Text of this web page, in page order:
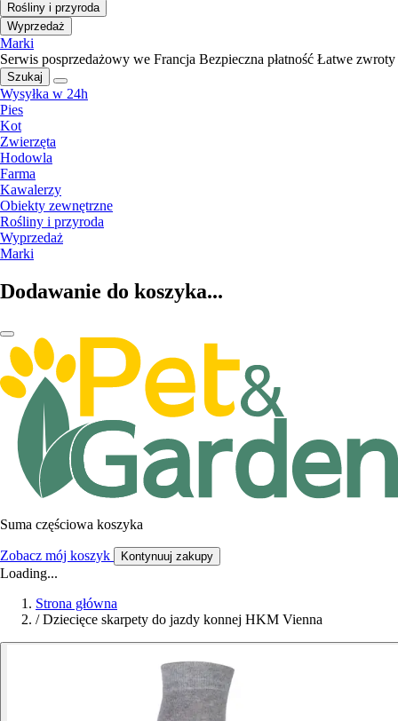
Rośliny i przyroda
Wyprzedaż
Marki
Serwis posprzedażowy we Francja Bezpieczna płatność Łatwe zwroty
Szukaj
Wysyłka w 24h
Pies
Kot
Zwierzęta
Hodowla
Farma
Kawalerzy
Obiekty zewnętrzne
Rośliny i przyroda
Wyprzedaż
Marki
Dodawanie do koszyka...
Suma częściowa koszyka
Zobacz mój koszyk Kontynuuj zakupy
Loading...
Strona główna
/ Dziecięce skarpety do jazdy konnej HKM Vienna